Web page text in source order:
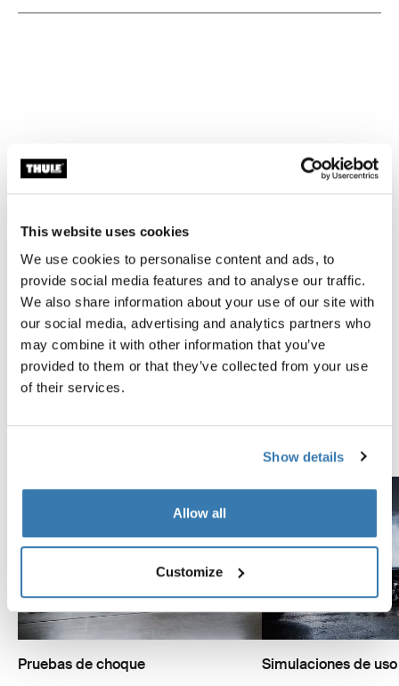
This website uses cookies
We use cookies to personalise content and ads, to
provide social media features and to analyse our traffic.
We also share information about your use of our site with
our social media, advertising and analytics partners who
may combine it with other information that you’ve
provided to them or that they’ve collected from your use
of their services.
Show details
Allow all
Customize
Probados al límite
En el Thule Test Center™ ubicado en Hillerstorp,
Suecia, los productos son sometidos a pruebas
extremas. Nuestros sistemas de portaequipajes están
diseñados para cargar tus equipos y ser instalados de
la forma más segura y firme posible. A continuación, te
contamos algunas de las tantas pruebas que
Pruebas de choque
Simulaciones de